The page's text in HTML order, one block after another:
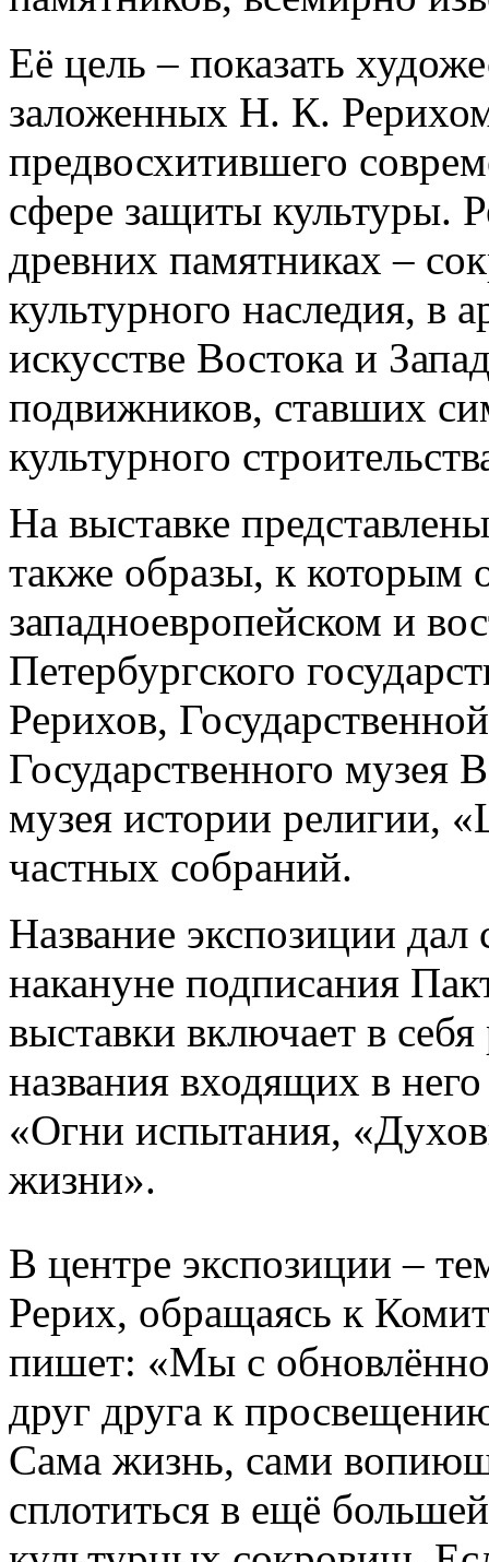
Её цель – показать
заложенных Н. К.
предвосхитившего
сфере защиты культуры.
древних памятниках –
культурного наследия, в
искусстве Востока и
подвижников, ставших
культурного
На выставке
также образы, к которым
западноевропейском и
Петербургского
Рерихов,
Государственного музея
музея истории религии,
частных собраний.
Название экспозиции
накануне подписания
выставки включает в
названия входящих в
«Огни испытания,
жизни».
В центре экспозиции –
Рерих, обращаясь к
пишет: «Мы с
друг друга к
Сама жизнь, сами
сплотиться в ещё